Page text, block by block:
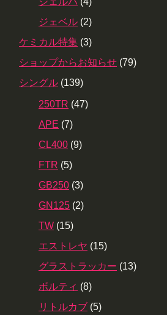
ジェベル (2)
ケミカル特集 (3)
ショップからお知らせ (79)
シングル (139)
250TR (47)
APE (7)
CL400 (9)
FTR (5)
GB250 (3)
GN125 (2)
TW (15)
エストレヤ (15)
グラストラッカー (13)
ボルティ (8)
リトルカブ (5)